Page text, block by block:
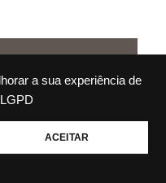
a sua experiência de
LGPD
ACEITAR